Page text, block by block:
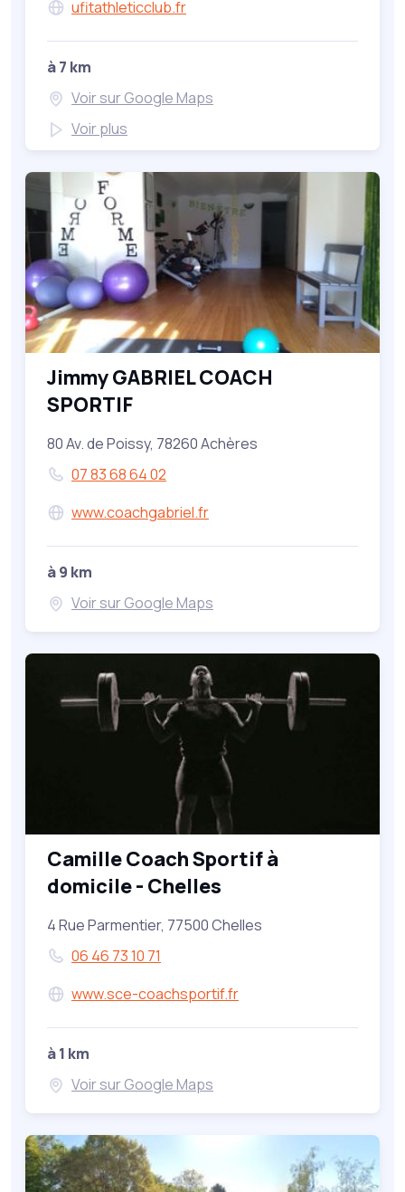
ufitathleticclub.fr
à 7 km
Voir sur Google Maps
Voir plus
Jimmy GABRIEL COACH
SPORTIF
80 Av. de Poissy, 78260 Achères
07 83 68 64 02
www.coachgabriel.fr
à 9 km
Voir sur Google Maps
Camille Coach Sportif à
domicile - Chelles
4 Rue Parmentier, 77500 Chelles
06 46 73 10 71
www.sce-coachsportif.fr
à 1 km
Voir sur Google Maps